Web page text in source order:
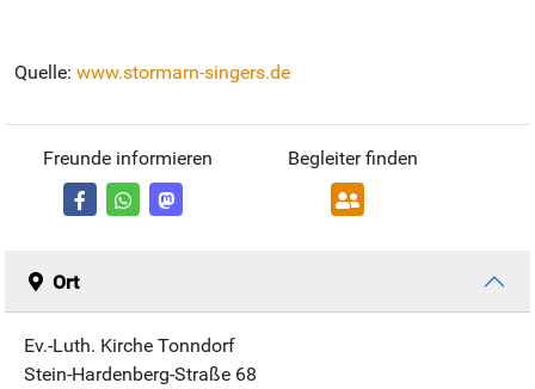
Quelle: www.stormarn-singers.de
Freunde informieren Begleiter finden
Ort
Ev.-Luth. Kirche Tonndorf
Stein-Hardenberg-Straße 68